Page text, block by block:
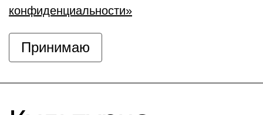
конфиденциальности»
Принимаю